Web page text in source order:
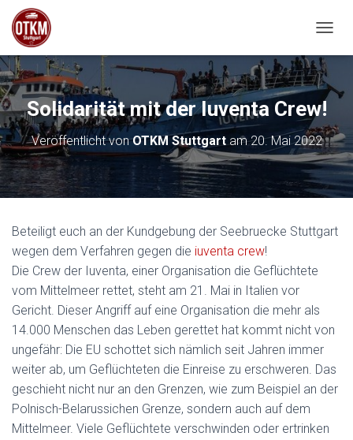
Solidarität mit der Iuventa Crew!
Veröffentlicht vonOTKM Stuttgartam20. Mai 2022
Beteiligt euch an der Kundgebung der Seebruecke Stuttgart
wegen dem Verfahren gegen die iuventa crew!
Die Crew der Iuventa, einer Organisation die Geflüchtete
vom Mittelmeer rettet, steht am 21. Mai in Italien vor
Gericht. Dieser Angriff auf eine Organisation die mehr als
14.000 Menschen das Leben gerettet hat kommt nicht von
ungefähr: Die EU schottet sich nämlich seit Jahren immer
weiter ab, um Geflüchteten die Einreise zu erschweren. Das
geschieht nicht nur an den Grenzen, wie zum Beispiel an der
Polnisch-Belarussichen Grenze, sondern auch auf dem
Mittelmeer. Viele Geflüchtete verschwinden oder ertrinken